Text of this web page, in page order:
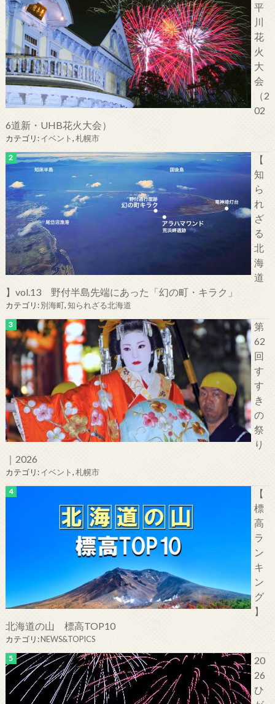
平
川
花
火
大
会
（2
02
6道新・UHB花火大会）
カテゴリ:イベント,札幌市
【
知
ら
れ
ざ
る
北
海
道
】vol.13 野付半島先端にあった「幻の町・キラク」
カテゴリ:別海町,知られざる北海道
第
62
回
す
す
き
の
祭
り
｜2026
カテゴリ:イベント,札幌市
【
標
高
ラ
ン
キ
ン
グ
】
北海道の山 標高TOP10
カテゴリ:NEWS&TOPICS
20
26
ひ